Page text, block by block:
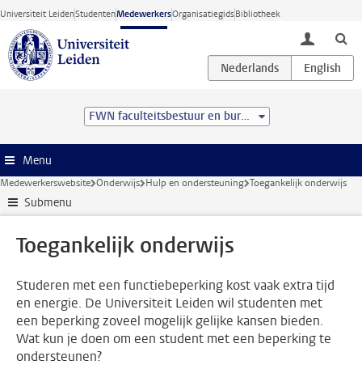
Ga direct naar de inhoud
Universiteit LeidenStudentenMedewerkersOrganisatiegidsBibliotheek
toggle
FWN faculteitsbestuur en bureau
Menu
Medewerkerswebsite Onderwijs Hulp en ondersteuning Toegankelijk onderwijs
Submenu
Toegankelijk onderwijs
Studeren met een functiebeperking kost vaak extra tijd
en energie. De Universiteit Leiden wil studenten met
een beperking zoveel mogelijk gelijke kansen bieden.
Wat kun je doen om een student met een beperking te
ondersteunen?